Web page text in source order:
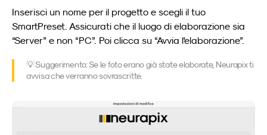
Inserisci un nome per il progetto e scegli il tuo
SmartPreset. Assicurati che il luogo di elaborazione sia
“Server” e non “PC”. Poi clicca su “Avvia l'elaborazione”.
💡 Suggerimento: Se le foto erano già state elaborate, Neurapix ti
avvisa che verranno sovrascritte.